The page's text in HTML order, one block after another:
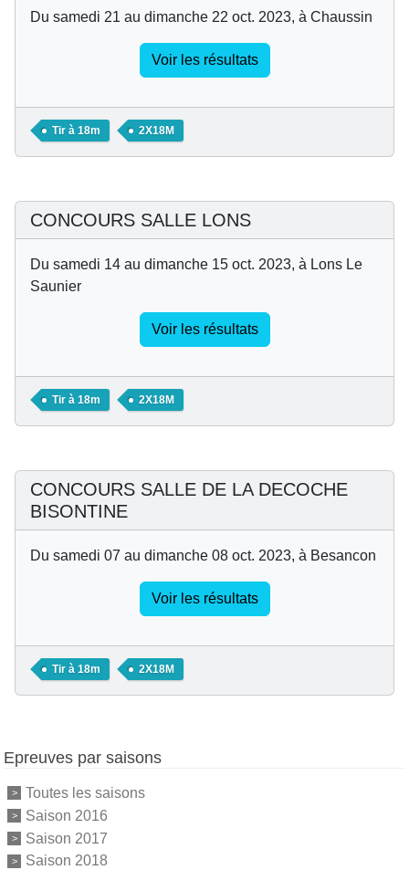
Du samedi 21 au dimanche 22 oct. 2023, à Chaussin
Voir les résultats
Tir à 18m 2X18M
CONCOURS SALLE LONS
Du samedi 14 au dimanche 15 oct. 2023, à Lons Le
Saunier
Voir les résultats
Tir à 18m 2X18M
CONCOURS SALLE DE LA DECOCHE
BISONTINE
Du samedi 07 au dimanche 08 oct. 2023, à Besancon
Voir les résultats
Tir à 18m 2X18M
Epreuves par saisons
Toutes les saisons
Saison 2016
Saison 2017
Saison 2018